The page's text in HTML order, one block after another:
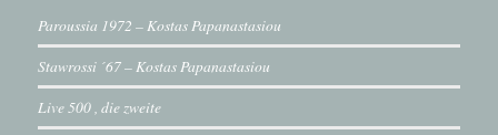
Paroussia 1972 – Kostas Papanastasiou
Stawrossi ´67 – Kostas Papanastasiou
Live 500 , die zweite